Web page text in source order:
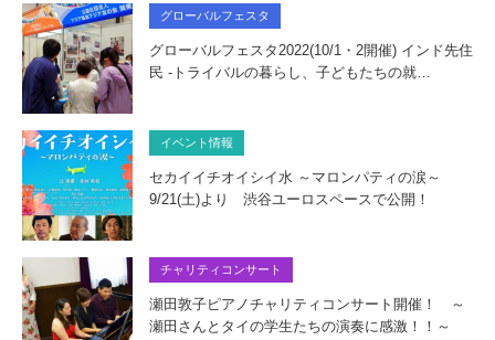
グローバルフェスタ
グローバルフェスタ2022(10/1・2開催) インド先住
民 -トライバルの暮らし、子どもたちの就…
イベント情報
セカイイチオイシイ水 ～マロンパティの涙～
9/21(土)より 渋谷ユーロスペースで公開！
チャリティコンサート
瀬田敦子ピアノチャリティコンサート開催！ ～
瀬田さんとタイの学生たちの演奏に感激！！～